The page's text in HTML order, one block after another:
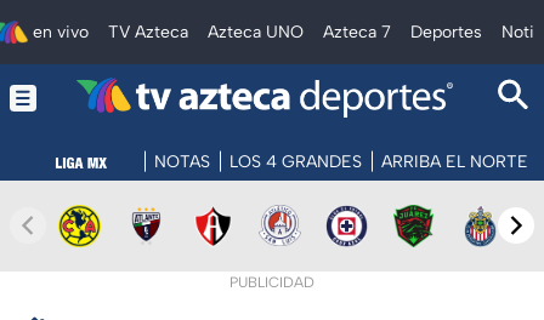
en vivo TV Azteca Azteca UNO Azteca 7 Deportes
NOTAS LOS 4 GRANDES ARRIBA EL NORTE
PUBLICIDAD